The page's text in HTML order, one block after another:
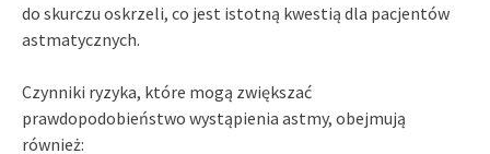
do skurczu oskrzeli, co jest istotną kwestią dla pacjentów
astmatycznych.
Czynniki ryzyka, które mogą zwiększać
prawdopodobieństwo wystąpienia astmy, obejmują
również: